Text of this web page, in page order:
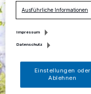
Ausführliche Informationen
Impressum
Datenschutz
Einstellungen oder
Ablehnen